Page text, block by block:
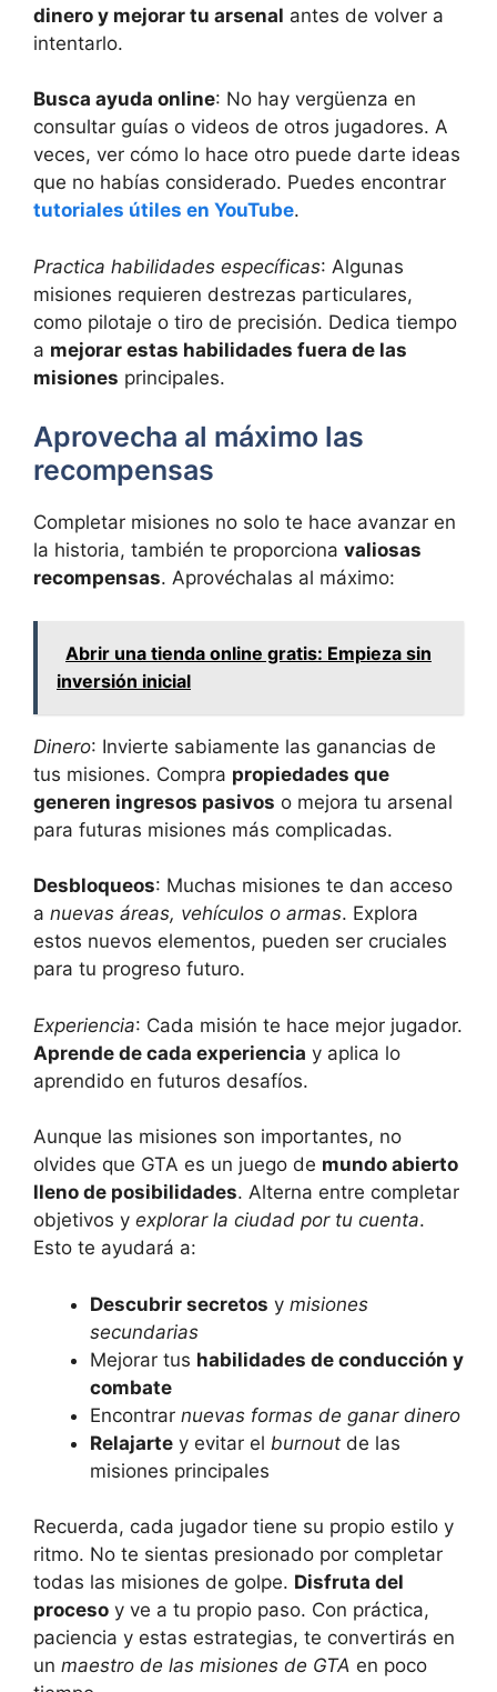
dinero y mejorar tu arsenal antes de volver a
intentarlo.
Busca ayuda online: No hay vergüenza en
consultar guías o videos de otros jugadores. A
veces, ver cómo lo hace otro puede darte ideas
que no habías considerado. Puedes encontrar
tutoriales útiles en YouTube.
Practica habilidades específicas: Algunas
misiones requieren destrezas particulares,
como pilotaje o tiro de precisión. Dedica tiempo
a mejorar estas habilidades fuera de las
misiones principales.
Aprovecha al máximo las
recompensas
Completar misiones no solo te hace avanzar en
la historia, también te proporciona valiosas
recompensas. Aprovéchalas al máximo:
Abrir una tienda online gratis: Empieza sin
inversión inicial
Dinero: Invierte sabiamente las ganancias de
tus misiones. Compra propiedades que
generen ingresos pasivos o mejora tu arsenal
para futuras misiones más complicadas.
Desbloqueos: Muchas misiones te dan acceso
a nuevas áreas, vehículos o armas. Explora
estos nuevos elementos, pueden ser cruciales
para tu progreso futuro.
Experiencia: Cada misión te hace mejor jugador.
Aprende de cada experiencia y aplica lo
aprendido en futuros desafíos.
Aunque las misiones son importantes, no
olvides que GTA es un juego de mundo abierto
lleno de posibilidades. Alterna entre completar
objetivos y explorar la ciudad por tu cuenta.
Esto te ayudará a:
Descubrir secretos y misiones
secundarias
Mejorar tus habilidades de conducción y
combate
Encontrar nuevas formas de ganar dinero
Relajarte y evitar el burnout de las
misiones principales
Recuerda, cada jugador tiene su propio estilo y
ritmo. No te sientas presionado por completar
todas las misiones de golpe. Disfruta del
proceso y ve a tu propio paso. Con práctica,
paciencia y estas estrategias, te convertirás en
un maestro de las misiones de GTA en poco